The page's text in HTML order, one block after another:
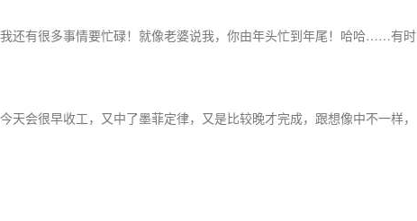
还有很多事情要忙碌！就像老婆说我，你由年头忙到年尾！哈哈……有时
会很早收工，又中了墨菲定律，又是比较晚才完成，跟想像中不一样，